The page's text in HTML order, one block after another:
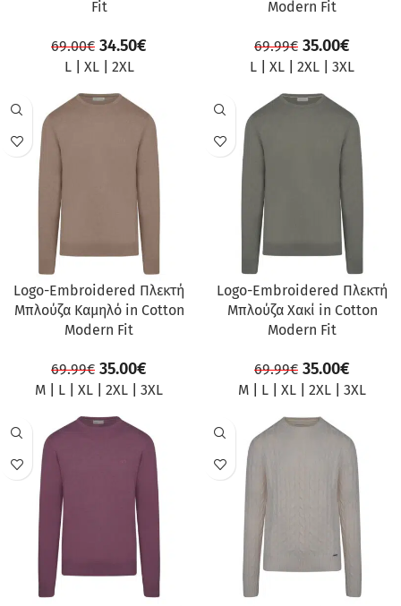
Fit
69.00€ 34.50€
L| XL| 2XL
Modern Fit
69.99€ 35.00€
L XL 2XL 3XL
ΠΡΟΣΦΟΡΆ
Logo-Embroidered Πλεκτή
Μπλούζα Καμηλό in Cotton
Modern Fit
69.99€ 35.00€
M L XL 2XL 3XL
ΠΡΟΣΦΟΡΆ
Logo-Embroidered Πλεκτή
Μπλούζα Χακί in Cotton
Modern Fit
69.99€ 35.00€
M L XL 2XL 3XL
ΠΡΟΣΦΟΡΆ ΠΡΟΣΦΟΡΆ